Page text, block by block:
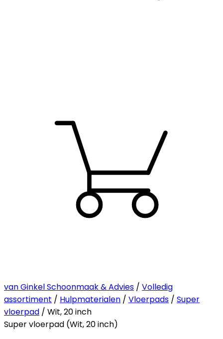
van Ginkel Schoonmaak & Advies / Volledig
assortiment / Hulpmaterialen / Vloerpads / Super
vloerpad / Wit, 20 inch
Super vloerpad (Wit, 20 inch)